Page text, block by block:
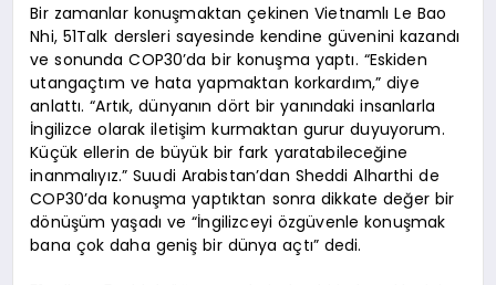
Bir zamanlar konuşmaktan çekinen Vietnamlı Le Bao
Nhi, 51Talk dersleri sayesinde kendine güvenini kazandı
ve sonunda COP30’da bir konuşma yaptı. “Eskiden
utangaçtım ve hata yapmaktan korkardım,” diye
anlattı. “Artık, dünyanın dört bir yanındaki insanlarla
İngilizce olarak iletişim kurmaktan gurur duyuyorum.
Küçük ellerin de büyük bir fark yaratabileceğine
inanmalıyız.” Suudi Arabistan’dan Sheddi Alharthi de
COP30’da konuşma yaptıktan sonra dikkate değer bir
dönüşüm yaşadı ve “İngilizceyi özgüvenle konuşmak
bana çok daha geniş bir dünya açtı” dedi.